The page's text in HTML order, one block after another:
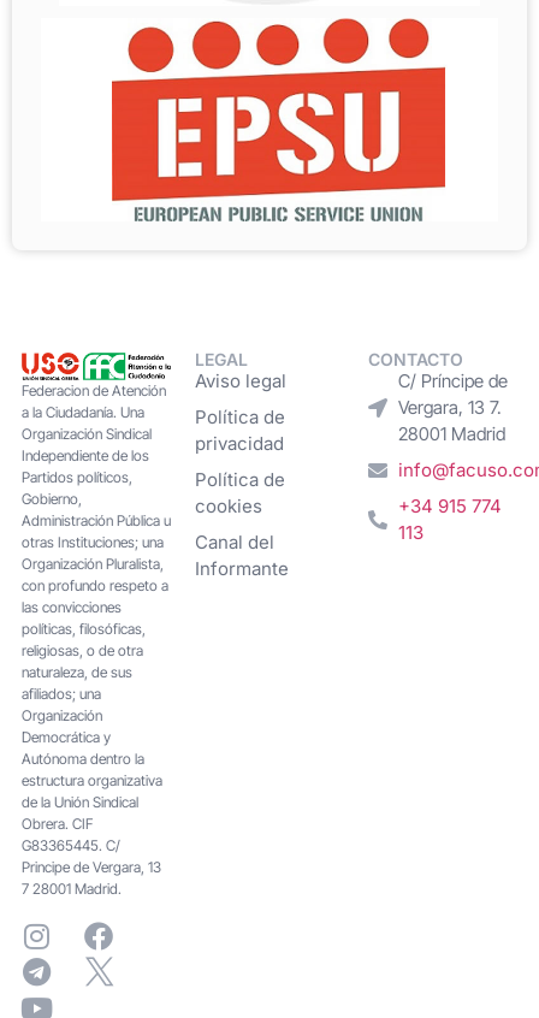
Federacion de Atención
a la Ciudadanía. Una
Organización Sindical
Independiente de los
Partidos políticos,
Gobierno,
Administración Pública u
otras Instituciones; una
Organización Pluralista,
con profundo respeto a
las convicciones
políticas, filosóficas,
religiosas, o de otra
naturaleza, de sus
afiliados; una
Organización
Democrática y
Autónoma dentro la
estructura organizativa
de la Unión Sindical
Obrera. CIF
G83365445. C/
Principe de Vergara, 13
7 28001 Madrid.
LEGAL
Aviso legal
Política de
privacidad
Política de
cookies
Canal del
Informante
CONTACTO
C/ Príncipe de
Vergara, 13 7.
28001 Madrid
+34 915 774
113